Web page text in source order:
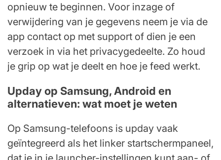
opnieuw te beginnen. Voor inzage of
verwijdering van je gegevens neem je via de
app contact op met support of dien je een
verzoek in via het privacygedeelte. Zo houd
je grip op wat je deelt en hoe je feed werkt.
Upday op Samsung, Android en
alternatieven: wat moet je weten
Op Samsung-telefoons is upday vaak
geïntegreerd als het linker startschermpaneel,